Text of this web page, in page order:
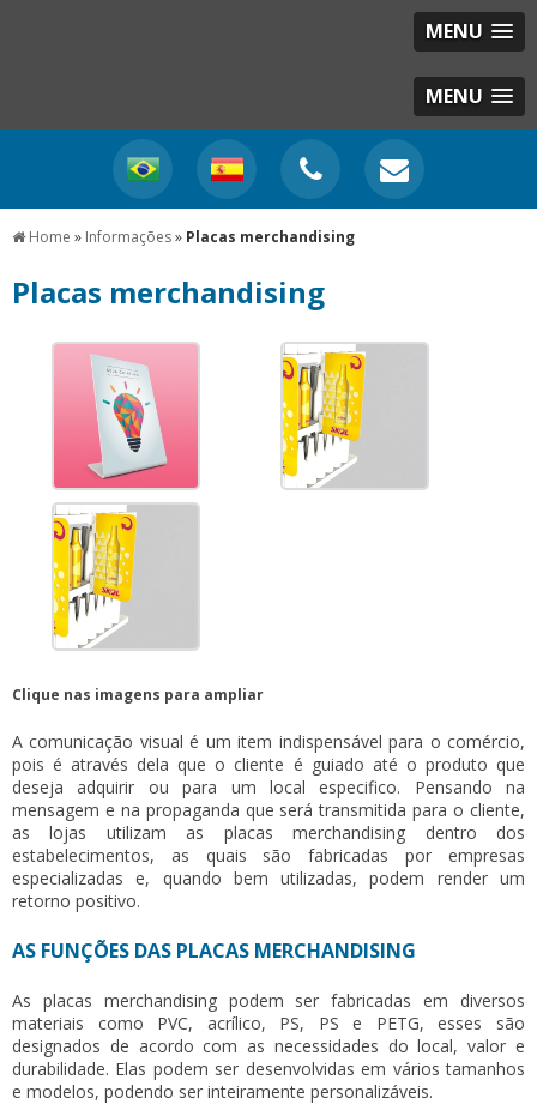
MENU
MENU
Home » Informações» Placas merchandising
Placas merchandising
Clique nas imagens para ampliar
A comunicação visual é um item indispensável para o comércio,
pois é através dela que o cliente é guiado até o produto que
deseja adquirir ou para um local especifico. Pensando na
mensagem e na propaganda que será transmitida para o cliente,
as lojas utilizam as placas merchandising dentro dos
estabelecimentos, as quais são fabricadas por empresas
especializadas e, quando bem utilizadas, podem render um
retorno positivo.
AS FUNÇÕES DAS PLACAS MERCHANDISING
As placas merchandisingpodem ser fabricadas em diversos
materiais como PVC, acrílico, PS, PS e PETG, esses são
designados de acordo com as necessidades do local, valor e
durabilidade. Elas podem ser desenvolvidas em vários tamanhos
e modelos, podendo ser inteiramente personalizáveis.